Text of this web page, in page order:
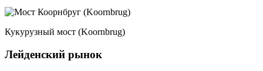
Кукурузный мост (Koornbrug)
Лейденский рынок